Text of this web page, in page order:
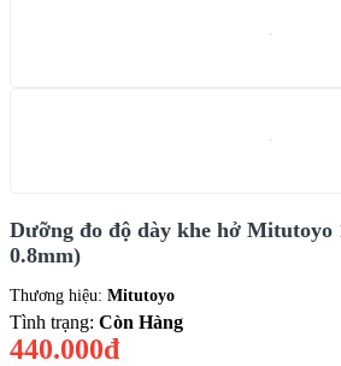
Dưỡng đo độ dày khe hở Mitutoyo
0.8mm)
Thương hiệu: Mitutoyo
Tình trạng: Còn Hàng
440.000đ